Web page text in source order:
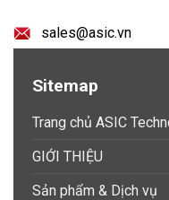
sales@asic.vn
Sitemap
Trang chủ ASIC
GIỚI THIỆU
Sản phẩm & Dịch vụ